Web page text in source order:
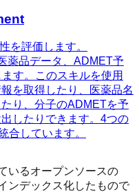
を評価します。
薬品データ、ADMET予
す。このスキルを使用
を取得したり、医薬品名
り、分子のADMETを予
したりできます。4つの
合しています。
いるオープンソースの
ンデックス化したもので